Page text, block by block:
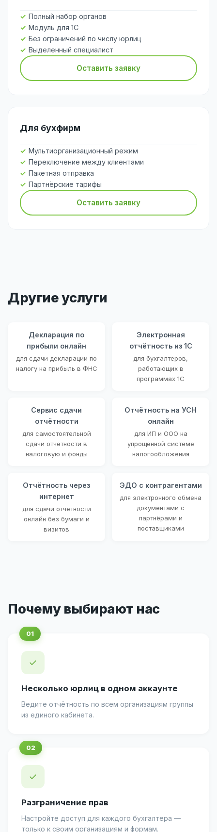
Полный набор органов
Модуль для 1С
Без ограничений по числу юрлиц
Выделенный специалист
Оставить заявку
Для бухфирм
Мультиорганизационный режим
Переключение между клиентами
Пакетная отправка
Партнёрские тарифы
Оставить заявку
Другие услуги
Декларация по
прибыли онлайн
для сдачи декларации по
налогу на прибыль в ФНС
Электронная
отчётность из 1С
для бухгалтеров,
работающих в
программах 1С
Сервис сдачи
отчётности
для самостоятельной
сдачи отчётности в
налоговую и фонды
Отчётность на УСН
онлайн
для ИП и ООО на
упрощённой системе
налогообложения
Отчётность через
интернет
для сдачи отчётности
онлайн без бумаги и
визитов
ЭДО с контрагентами
для электронного обмена
документами с
партнёрами и
поставщиками
Почему выбирают нас
✓
Несколько юрлиц в одном аккаунте
Ведите отчётность по всем организациям группы
из единого кабинета.
✓
Разграничение прав
Настройте доступ для каждого бухгалтера —
только к своим организациям и формам.